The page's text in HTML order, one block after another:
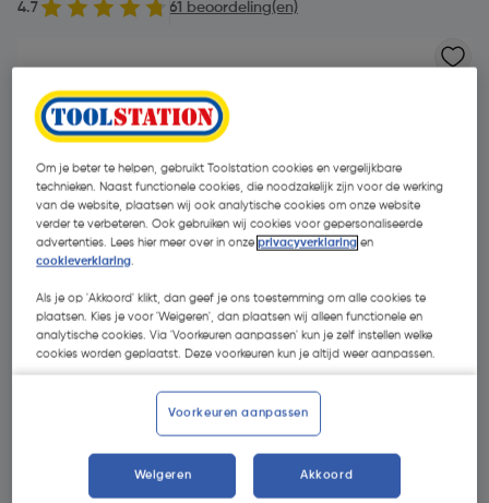
4.7 61 beoordeling(en)
| Excl. btw € 3,82
Kies productvariant
Om je beter te helpen, gebruikt Toolstation cookies en vergelijkbare
technieken. Naast functionele cookies, die noodzakelijk zijn voor de werking
van de website, plaatsen wij ook analytische cookies om onze website
verder te verbeteren. Ook gebruiken wij cookies voor gepersonaliseerde
advertenties. Lees hier meer over in onzeprivacyverklaring en
cookieverklaring.
Als je op 'Akkoord' klikt, dan geef je ons toestemming om alle cookies te
plaatsen. Kies je voor 'Weigeren', dan plaatsen wij alleen functionele en
analytische cookies. Via 'Voorkeuren aanpassen' kun je zelf instellen welke
cookies worden geplaatst. Deze voorkeuren kun je altijd weer aanpassen.
Voorkeuren aanpassen
Weigeren Akkoord